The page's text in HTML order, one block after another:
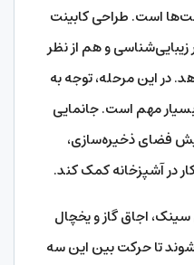
است. طراحی کابینت
زیبایی‌شناسی و هم از نظر
در این مرحله، توجه به
بسیار مهم است. جانمایی
فضای ذخیره‌سازی،
در آشپزخانه کمک کند.
اجاق گاز و یخچال
تا حرکت بین این سه